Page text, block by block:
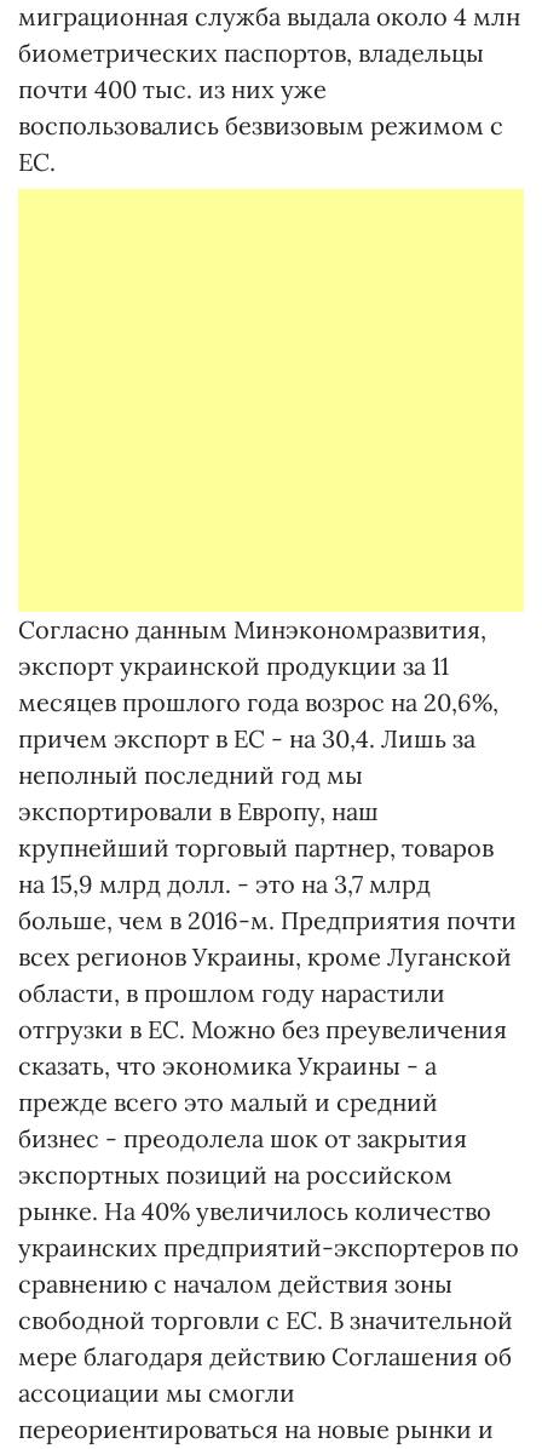
миграционная служба выдала около 4 млн
биометрических паспортов, владельцы
почти 400 тыс. из них уже
воспользовались безвизовым режимом с
ЕС.
Согласно данным Минэкономразвития,
экспорт украинской продукции за 11
месяцев прошлого года возрос на 20,6%,
причем экспорт в ЕС - на 30,4. Лишь за
неполный последний год мы
экспортировали в Европу, наш
крупнейший торговый партнер, товаров
на 15,9 млрд долл. - это на 3,7 млрд
больше, чем в 2016-м. Предприятия почти
всех регионов Украины, кроме Луганской
области, в прошлом году нарастили
отгрузки в ЕС. Можно без преувеличения
сказать, что экономика Украины - а
прежде всего это малый и средний
бизнес - преодолела шок от закрытия
экспортных позиций на российском
рынке. На 40% увеличилось количество
украинских предприятий-экспортеров по
сравнению с началом действия зоны
свободной торговли с ЕС. В значительной
мере благодаря действию Соглашения об
ассоциации мы смогли
переориентироваться на новые рынки и